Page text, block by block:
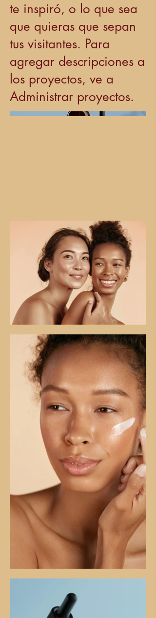
te inspiró, o lo que sea
que quieras que sepan
tus visitantes. Para
agregar descripciones a
los proyectos, ve a
Administrar proyectos.